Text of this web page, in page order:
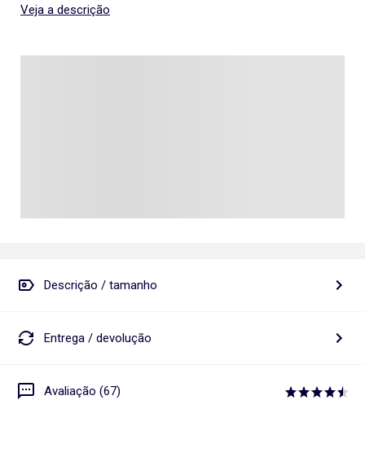
Veja a descrição
Descrição / tamanho
Entrega / devolução
Avaliação (67)